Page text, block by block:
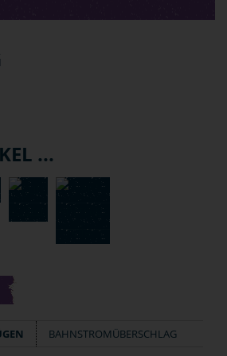
...
BAHNSTROMÜBERSCHLAG